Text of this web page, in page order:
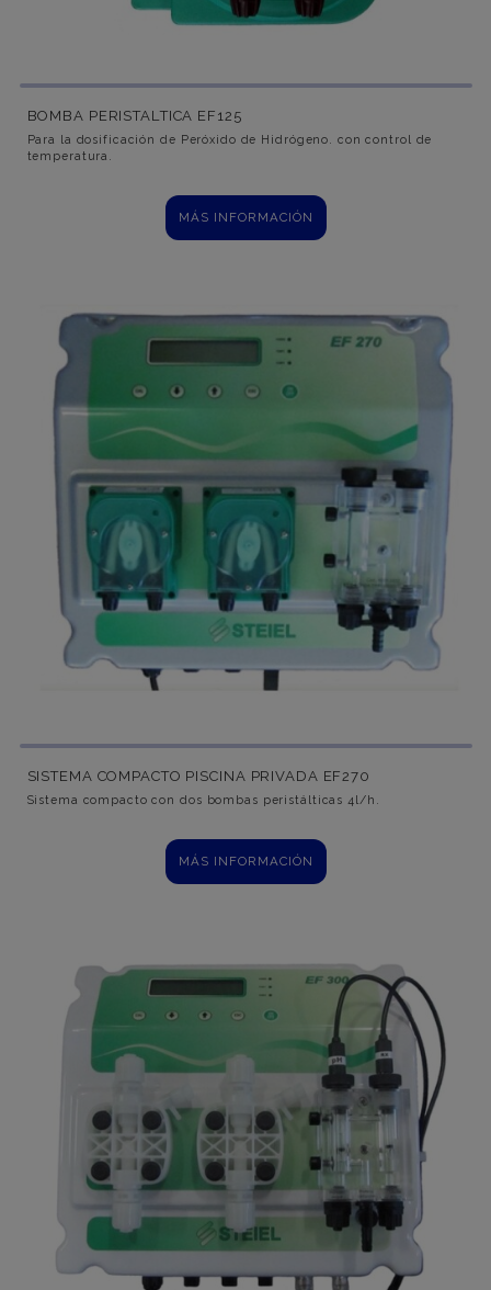
BOMBA PERISTALTICA EF125
Para la dosificación de Peróxido de Hidrógeno. con control de
temperatura.
MÁS INFORMACIÓN
SISTEMA COMPACTO PISCINA PRIVADA EF270
Sistema compacto con dos bombas peristálticas 4l/h.
MÁS INFORMACIÓN